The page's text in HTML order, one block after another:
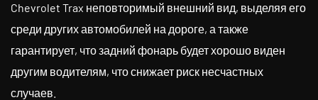
Chevrolet Trax неповторимый внешний вид, выделяя его
среди других автомобилей на дороге, а также
гарантирует, что задний фонарь будет хорошо виден
другим водителям, что снижает риск несчастных
случаев.